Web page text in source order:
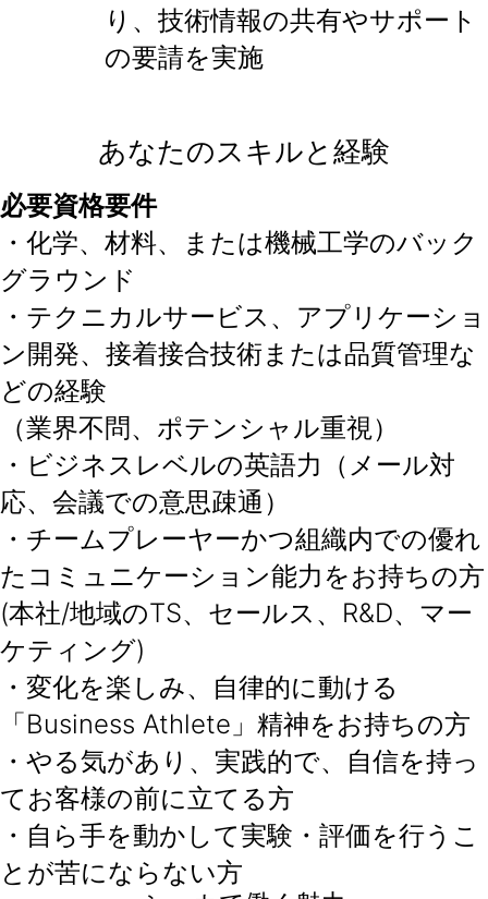
り、技術情報の共有やサポート
の要請を実施
あなたのスキルと経験
必要資格要件
・化学、材料、または機械工学のバック
グラウンド
・テクニカルサービス、アプリケーショ
ン開発、接着接合技術または品質管理な
どの経験
（業界不問、ポテンシャル重視）
・ビジネスレベルの英語力（メール対
応、会議での意思疎通）
・チームプレーヤーかつ組織内での優れ
たコミュニケーション能力をお持ちの方
(本社/地域のTS、セールス、R&D、マー
ケティング)
・変化を楽しみ、自律的に動ける
「Business Athlete」精神をお持ちの方
・やる気があり、実践的で、自信を持っ
てお客様の前に立てる方
・自ら手を動かして実験・評価を行うこ
とが苦にならない方